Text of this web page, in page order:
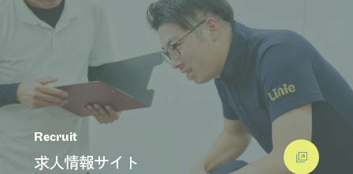
Recruit
求人情報サイト